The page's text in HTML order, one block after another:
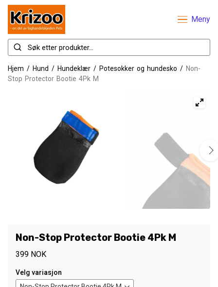
Meny
Hjem / Hund / Hundeklær / Potesokker og hundesko / Non-
Stop Protector Bootie 4Pk M
Non-Stop Protector Bootie 4Pk M
399 NOK
Velg variasjon